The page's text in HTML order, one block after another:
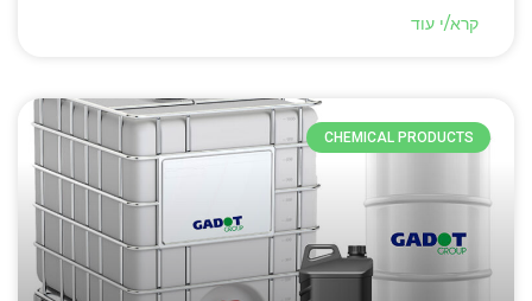
קרא/י עוד
CHEMICAL PRODUCTS